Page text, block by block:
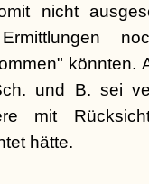
nicht
könnten.
und B. sei
mit
hätte.